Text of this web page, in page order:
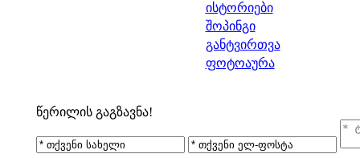
ისტორიები
შოპინგი
განტვირთვა
ფოტოაურა
წერილის გაგზავნა!